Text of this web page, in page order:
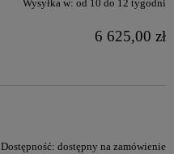
Wysyłka w: od 10 do 12 tygodni
6 625,00 zł
Dostępność: dostępny na zamówienie